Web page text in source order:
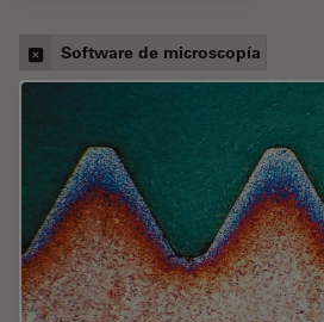
Software de microscopía